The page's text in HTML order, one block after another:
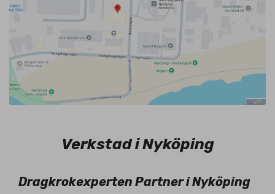
Verkstad i Nyköping
Dragkrokexperten Partner i Nyköping